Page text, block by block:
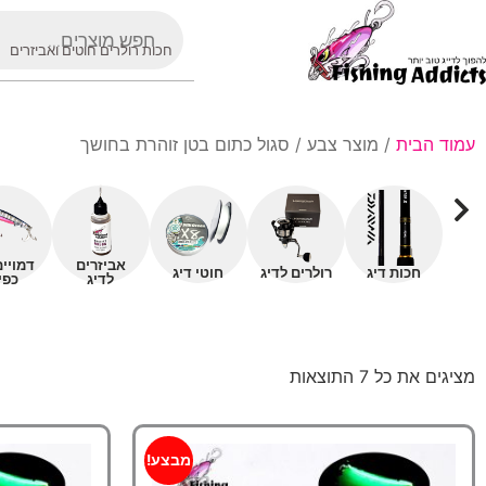
חכות רולרים חוטים ואביזרים
עמוד הבית / מוצר צבע / סגול כתום בטן זוהרת בחושך
חכות דיג רולרים לדיג חוטי דיג
אביזרים
לדיג
מציגים את כל ⁦7⁩ התוצאות
מבצע!